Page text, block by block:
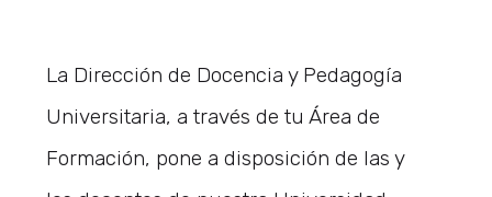
La Dirección de Docencia y Pedagogía
Universitaria, a través de tu Área de
Formación, pone a disposición de las y